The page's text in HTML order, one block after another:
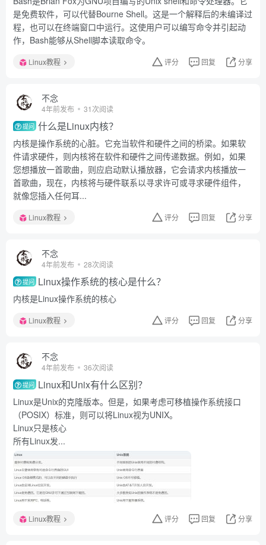
是免费软件，可以代替Bourne Shell。这是一个解释后的未编译过
程，也可以在终端窗口中运行。这使用户可以编写命令并引起动
作，Bash能够从Shell脚本读取命令。
Linux教程 评分 回复 分享
不念
4年前发布 31次阅读
提问 什么是Linux内核？
内核是操作系统的心脏。它充当软件和硬件之间的桥梁。如果软
件请求硬件，则内核将在软件和硬件之间传递数据。例如，如果
您想播放一首歌曲，则应启动默认播放器，它会请求内核播放一
首歌曲，现在，内核将与硬件联系以寻求许可或寻求硬件组件，
就像您插入任何耳...
Linux教程 评分 回复 分享
不念
4年前发布 28次阅读
提问 Linux操作系统的核心是什么？
内核是Linux操作系统的核心
Linux教程 评分 回复 分享
不念
4年前发布 36次阅读
提问 Linux和Unix有什么区别？
Linux是Unix的克隆版本。但是，如果考虑可移植操作系统接口
（POSIX）标准，则可以将Linux视为UNIX。
Linux只是核心
所有Linux发...
Linux教程 评分 回复 分享